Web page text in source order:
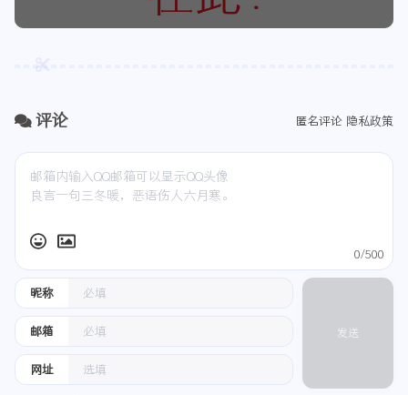
评论 匿名评论 隐私政策
昵称
邮箱
网址
0/500
发送